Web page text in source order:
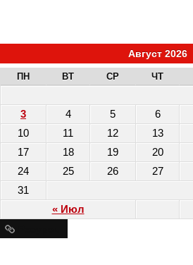
Август 2026
ПН ВТ СР ЧТ
« Июл
3
4 5 6
10
11 12 13
17
18 19 20
24
25 26 27
31